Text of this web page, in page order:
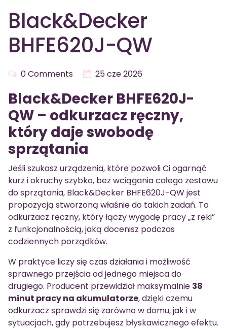
Black&Decker
BHFE620J-QW
0 Comments 25 cze 2026
Black&Decker BHFE620J-
QW – odkurzacz ręczny,
który daje swobodę
sprzątania
Jeśli szukasz urządzenia, które pozwoli Ci ogarnąć
kurz i okruchy szybko, bez wciągania całego zestawu
do sprzątania, Black&Decker BHFE620J-QW jest
propozycją stworzoną właśnie do takich zadań. To
odkurzacz ręczny, który łączy wygodę pracy „z ręki”
z funkcjonalnością, jaką docenisz podczas
codziennych porządków.
W praktyce liczy się czas działania i możliwość
sprawnego przejścia od jednego miejsca do
drugiego. Producent przewidział maksymalnie 38
minut pracy na akumulatorze, dzięki czemu
odkurzacz sprawdzi się zarówno w domu, jak i w
sytuacjach, gdy potrzebujesz błyskawicznego efektu.